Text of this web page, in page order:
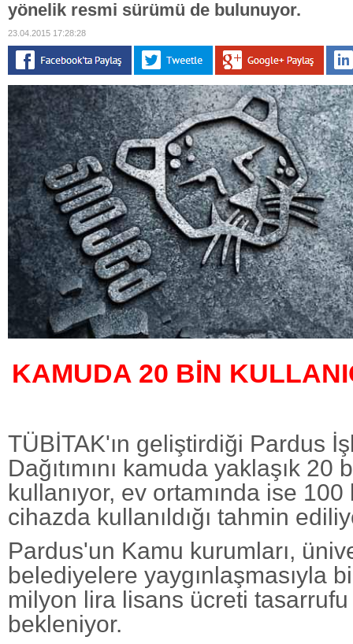
yönelik resmi sürümü de bulunuyor.
23.04.2015 17:28:28
KAMUDA 20 BİN
TÜBİTAK'ın geliştirdiği Pardus
Dağıtımını kamuda yaklaşık 20
kullanıyor, ev ortamında ise
cihazda kullanıldığı tahmin
Pardus'un Kamu kurumları,
belediyelere yaygınlaşmasıyla
milyon lira lisans ücreti tasarrufu
bekleniyor.